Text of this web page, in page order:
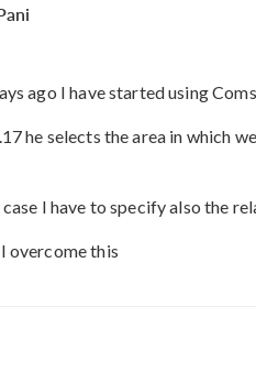
ago I have started using
he selects the area in which
I have to specify also the
overcome this